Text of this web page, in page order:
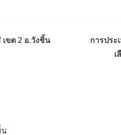
ขต 2 อ.วังชิ้น
การปร
น